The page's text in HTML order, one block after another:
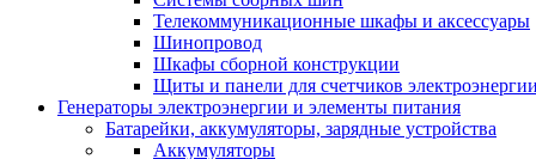
Телекоммуникационные шкафы и аксессуары
Шинопровод
Шкафы сборной конструкции
Щиты и панели для счетчиков электроэнергии
Генераторы электроэнергии и элементы питания
Батарейки, аккумуляторы, зарядные устройства
Аккумуляторы